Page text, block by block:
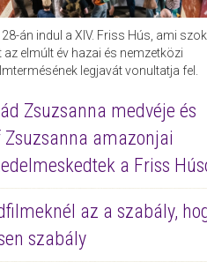
án indul a XIV. Friss Hús, ami
az elmúlt év hazai és nemzetközi
legjavát vonultatja fel.
Zsuzsanna medvéje és
Zsuzsanna amazonjai
a Friss
az a szabály,
szabály